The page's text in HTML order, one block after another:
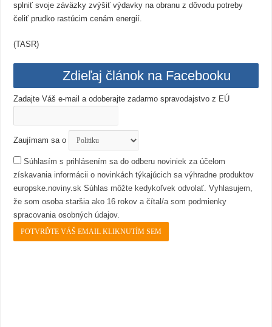
splniť svoje záväzky zvýšiť výdavky na obranu z dôvodu potreby
čeliť prudko rastúcim cenám energií.
(TASR)
Zdieľaj článok na Facebooku
Zadajte Váš e-mail a odoberajte zadarmo spravodajstvo z EÚ
Zaujímam sa o
Súhlasím s prihlásením sa do odberu noviniek za účelom
získavania informácii o novinkách týkajúcich sa výhradne produktov
europske.noviny.sk Súhlas môžte kedykoľvek odvolať. Vyhlasujem,
že som osoba staršia ako 16 rokov a čítal/a som podmienky
spracovania osobných údajov.